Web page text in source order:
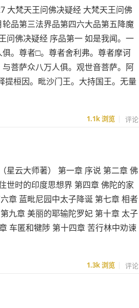
大梵天王问佛决疑经 大梵天王问佛
品第三法界品第四六大品第五降魔
问佛决疑经 序品第一 如是我闻。一
。尊者□。尊者舍利弗。尊者摩诃
菩萨众八万人俱。观世音菩萨。阿
桓因。毗沙门王。大持国王。无量
1.1k浏览 评论
星云大师著） 第一章 序说 第二章 佛
世时的印度思想界 第四章 佛陀的家
章 蓝毗尼园中太子降诞 第七章 相者
九章 美丽的耶输陀罗妃 第十章 太子
车匿和犍陟 第十四章 苦行林中劝谏
1.3k浏览 评论